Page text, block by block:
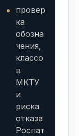
провер
ка
обозна
чения,
классо
в
МКТУ
и
риска
отказа
Роспат